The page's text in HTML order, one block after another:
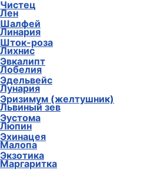
Чистец
Шалфей
Шток-роза
Эвкалипт
Эдельвейс
Эризимум (желтушник)
Эустома
Эхинацея
Экзотика
Лен
Линария
Лихнис
Лобелия
Лунария
Львиный зев
Люпин
Малопа
Маргаритка